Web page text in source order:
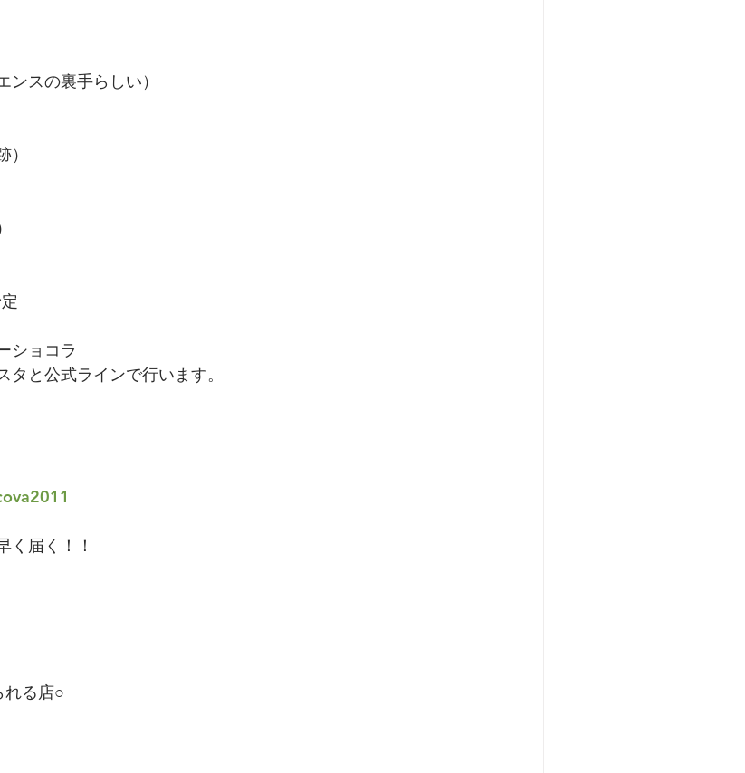
ンスの裏手らしい）
ショコラ
と公式ラインで行います。
く届く！！
れる店○